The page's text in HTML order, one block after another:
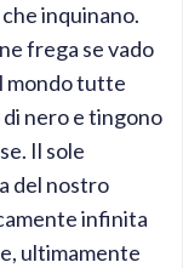
inquinano.
frega se vado
mondo tutte
nero e tingono
Il sole
del nostro
infinita
ultimamente